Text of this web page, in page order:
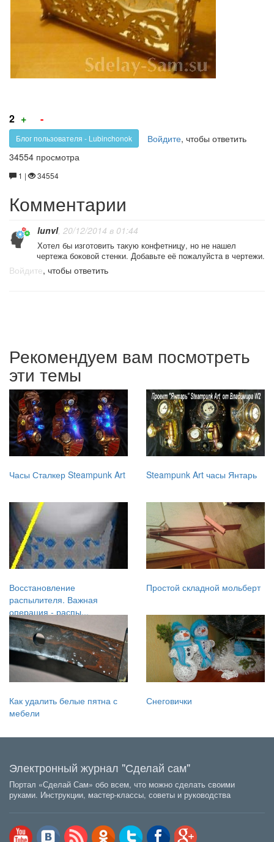
2 +
за!
-
против!
Блог пользователя - Lubinchonok Войдите, чтобы ответить
34554 просмотра
1 | 34554
Комментарии
lunvl, 20/12/2014 в 01:44
Хотел бы изготовить такую конфетницу, но не нашел
чертежа боковой стенки. Добавьте её пожалуйста в чертежи.
Войдите, чтобы ответить
Рекомендуем вам посмотреть
эти темы
Часы Сталкер Steampunk Art Steampunk Art часы Янтарь
Восстановление
распылителя. Важная
операция - распы...
Простой складной мольберт
Как удалить белые пятна с
мебели
Снеговички
Электронный журнал "Сделай сам"
Портал «Сделай Сам» обо всем, что можно сделать своими
руками. Инструкции, мастер-классы, советы и руководства